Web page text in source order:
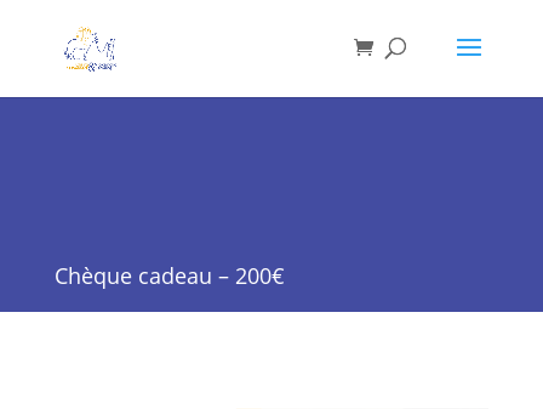
Chèque cadeau – 200€